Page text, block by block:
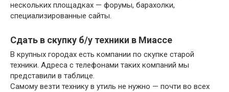
нескольких площадках — форумы, барахолки,
специализированные сайты.
Сдать в скупку б/у техники в Миассе
В крупных городах есть компании по скупке старой
техники. Адреса с телефонами таких компаний мы
представили в таблице.
Самому везти технику в утиль не нужно — почти во всех